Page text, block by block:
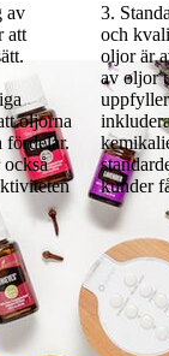
av
att
oljorna
fördelar.
3.
och
oljor är
av oljor
kunder